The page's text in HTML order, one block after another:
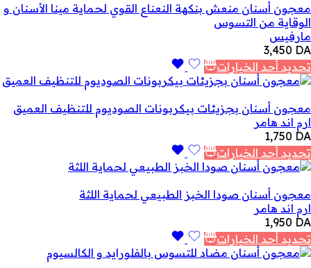
معجون أسنان منعش بنكهة النعناع القوي لحماية مينا الأسنان و
الوقاية من التسوس
مارفيس
3,450 DA
تحديد أحد الخيارات
معجون أسنان بجزيئات بيكربونات الصوديوم للتنظيف العميق
ارم اند هامر
1,750 DA
تحديد أحد الخيارات
معجون أسنان صودا الخبز الطبيعي لحماية اللثة
ارم اند هامر
1,950 DA
تحديد أحد الخيارات